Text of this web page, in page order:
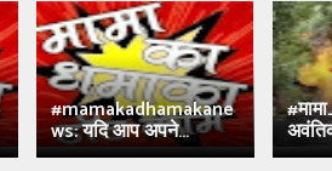
#mamakadhamakane
ws: यदि आप अपने...